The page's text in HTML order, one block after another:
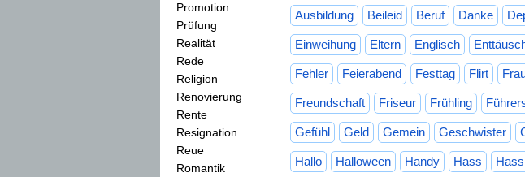
Promotion
Prüfung
Realität
Rede
Religion
Renovierung
Rente
Resignation
Reue
Romantik
Ausbildung Beileid Beruf Danke
Einweihung Eltern Englisch
Fehler Feierabend Festtag Flirt
Freundschaft Friseur Frühling
Gefühl Geld Gemein Geschwister
Hallo Halloween Handy Hass